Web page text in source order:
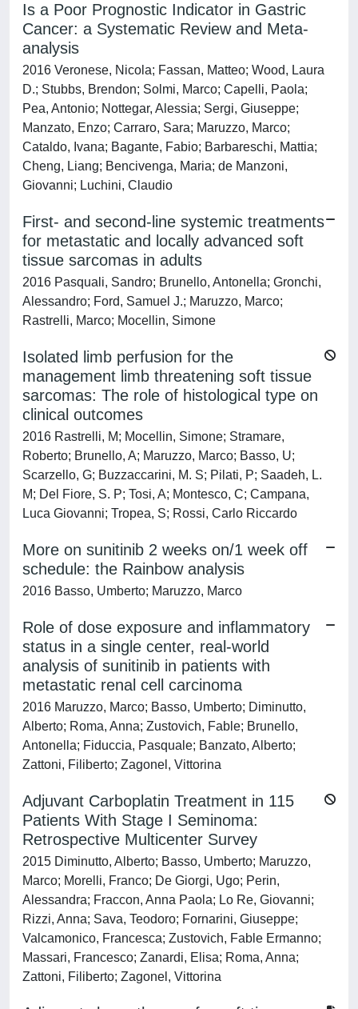
Is a Poor Prognostic Indicator in Gastric
Cancer: a Systematic Review and Meta-
analysis
2016 Veronese, Nicola; Fassan, Matteo; Wood, Laura
D.; Stubbs, Brendon; Solmi, Marco; Capelli, Paola;
Pea, Antonio; Nottegar, Alessia; Sergi, Giuseppe;
Manzato, Enzo; Carraro, Sara; Maruzzo, Marco;
Cataldo, Ivana; Bagante, Fabio; Barbareschi, Mattia;
Cheng, Liang; Bencivenga, Maria; de Manzoni,
Giovanni; Luchini, Claudio
First- and second-line systemic treatments
for metastatic and locally advanced soft
tissue sarcomas in adults
2016 Pasquali, Sandro; Brunello, Antonella; Gronchi,
Alessandro; Ford, Samuel J.; Maruzzo, Marco;
Rastrelli, Marco; Mocellin, Simone
Isolated limb perfusion for the
management limb threatening soft tissue
sarcomas: The role of histological type on
clinical outcomes
2016 Rastrelli, M; Mocellin, Simone; Stramare,
Roberto; Brunello, A; Maruzzo, Marco; Basso, U;
Scarzello, G; Buzzaccarini, M. S; Pilati, P; Saadeh, L.
M; Del Fiore, S. P; Tosi, A; Montesco, C; Campana,
Luca Giovanni; Tropea, S; Rossi, Carlo Riccardo
More on sunitinib 2 weeks on/1 week off
schedule: the Rainbow analysis
2016 Basso, Umberto; Maruzzo, Marco
Role of dose exposure and inflammatory
status in a single center, real-world
analysis of sunitinib in patients with
metastatic renal cell carcinoma
2016 Maruzzo, Marco; Basso, Umberto; Diminutto,
Alberto; Roma, Anna; Zustovich, Fable; Brunello,
Antonella; Fiduccia, Pasquale; Banzato, Alberto;
Zattoni, Filiberto; Zagonel, Vittorina
Adjuvant Carboplatin Treatment in 115
Patients With Stage I Seminoma:
Retrospective Multicenter Survey
2015 Diminutto, Alberto; Basso, Umberto; Maruzzo,
Marco; Morelli, Franco; De Giorgi, Ugo; Perin,
Alessandra; Fraccon, Anna Paola; Lo Re, Giovanni;
Rizzi, Anna; Sava, Teodoro; Fornarini, Giuseppe;
Valcamonico, Francesca; Zustovich, Fable Ermanno;
Massari, Francesco; Zanardi, Elisa; Roma, Anna;
Zattoni, Filiberto; Zagonel, Vittorina